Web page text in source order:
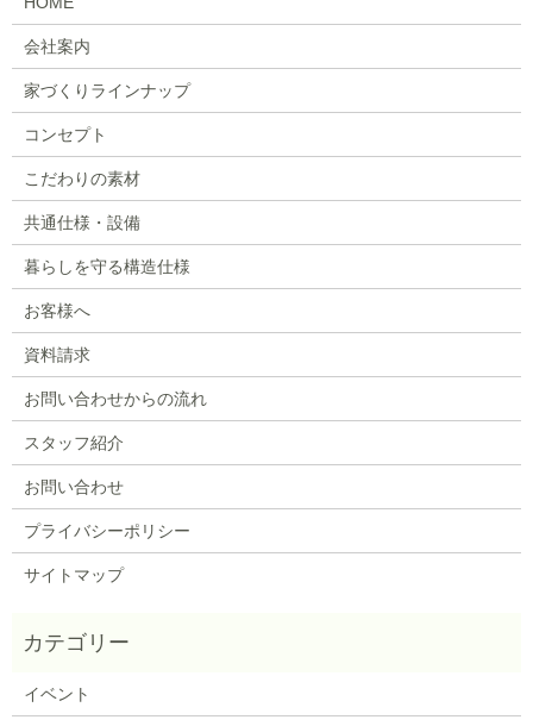
会社案内
家づくりラインナップ
コンセプト
こだわりの素材
共通仕様・設備
暮らしを守る構造仕様
お客様へ
資料請求
お問い合わせからの流れ
スタッフ紹介
お問い合わせ
プライバシーポリシー
サイトマップ
イベント